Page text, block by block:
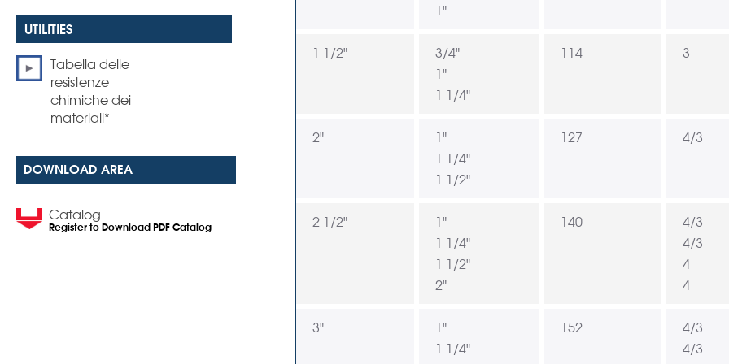
Tabella delle
resistenze
chimiche dei
materiali*
DOWNLOAD AREA
Catalog
Register to Download PDF Catalog
1"
1 1/2"
3/4"
1"
1 1/4"
114 3
2"
1"
1 1/4"
1 1/2"
127 4/3
2 1/2"
1"
1 1/4"
1 1/2"
2"
140
4/3
4/3
4
4
3"
1"
1 1/4"
152
4/3
4/3